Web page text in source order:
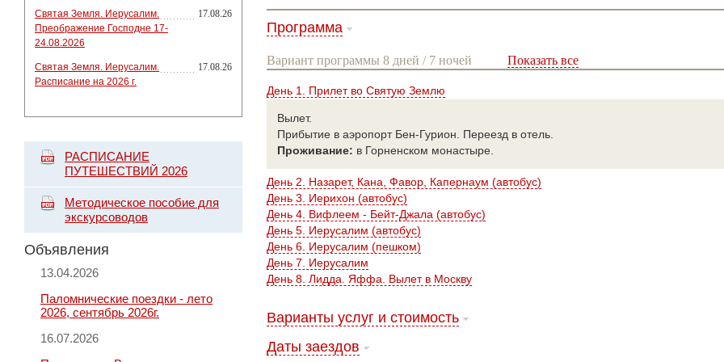
Святая Земля. Иерусалим.
Преображение Господне 17-
24.08.2026
17.08.26
Святая Земля. Иерусалим.
Расписание на 2026 г.
17.08.26
РАСПИСАНИЕ
ПУТЕШЕСТВИЙ 2026
Методическое пособие для
экскурсоводов
Объявления
13.04.2026
Паломнические поездки - лето
2026, сентябрь 2026г.
16.07.2026
Программа
Вариант программы 8 дней / 7 ночей Показать все
День 1. Прилет во Святую Землю
Вылет.
Прибытие в аэропорт Бен-Гурион. Переезд в отель.
Проживание: в Горненском монастыре.
День 2. Назарет, Кана, Фавор, Капернаум (автобус)
День 3. Иерихон (автобус)
День 4. Вифлеем - Бейт-Джала (автобус)
День 5. Иерусалим (автобус)
День 6. Иерусалим (пешком)
День 7. Иерусалим
День 8. Лидда. Яффа. Вылет в Москву
Варианты услуг и стоимость
Даты заездов